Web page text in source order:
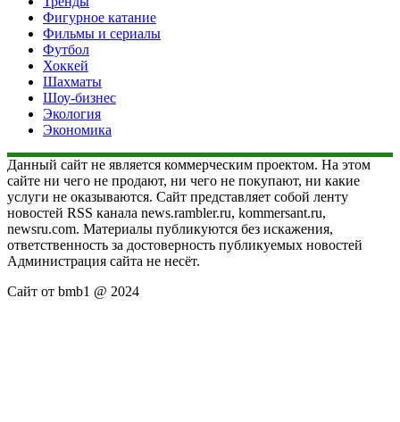
Фигурное катание
Фильмы и сериалы
Футбол
Хоккей
Шахматы
Шоу-бизнес
Экология
Экономика
Данный сайт не является коммерческим проектом. На этом
сайте ни чего не продают, ни чего не покупают, ни какие
услуги не оказываются. Сайт представляет собой ленту
новостей RSS канала news.rambler.ru, kommersant.ru,
newsru.com. Материалы публикуются без искажения,
ответственность за достоверность публикуемых новостей
Администрация сайта не несёт.
Сайт от bmb1 @ 2024